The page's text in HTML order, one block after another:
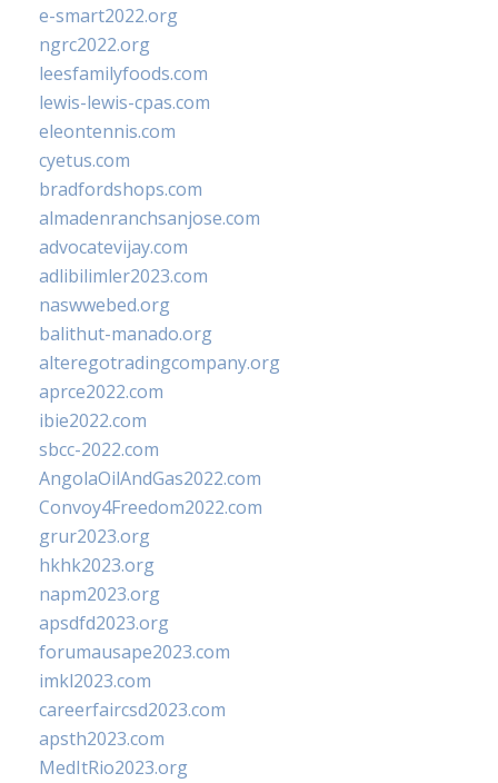
e-smart2022.org
ngrc2022.org
leesfamilyfoods.com
lewis-lewis-cpas.com
eleontennis.com
cyetus.com
bradfordshops.com
almadenranchsanjose.com
advocatevijay.com
adlibilimler2023.com
naswwebed.org
balithut-manado.org
alteregotradingcompany.org
aprce2022.com
ibie2022.com
sbcc-2022.com
AngolaOilAndGas2022.com
Convoy4Freedom2022.com
grur2023.org
hkhk2023.org
napm2023.org
apsdfd2023.org
forumausape2023.com
imkl2023.com
careerfaircsd2023.com
apsth2023.com
MedItRio2023.org